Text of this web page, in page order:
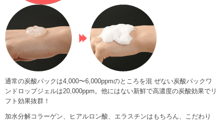
通常の炭酸パックは4,000〜6,000ppmのところを混 ぜない炭酸パックワ
ンドロップジェルは20,000ppm。他にはない新鮮で高濃度の炭酸効果でリ
フト効果抜群！
加水分解コラーゲン、ヒアルロン酸、エラスチンはもちろん、こだわり